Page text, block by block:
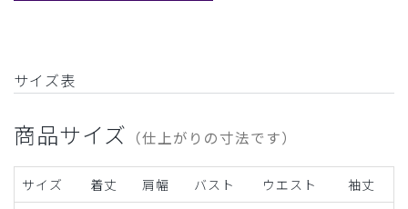
サイズ表
商品サイズ （仕上がりの寸法です）
サイズ 着丈 肩幅 バスト ウエスト
袖丈